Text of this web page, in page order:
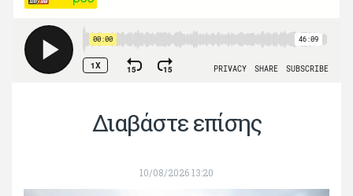
Διαβάστε επίσης
10/08/2026 13:20